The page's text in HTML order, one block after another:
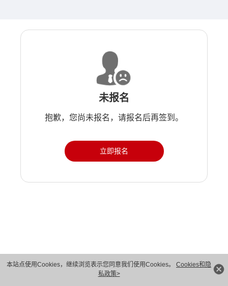
本站点使用Cookies，继续浏览表示您同意我们使用Cookies。 Cookies和隐
私政策>
未报名
抱歉，您尚未报名，请报名后再签到。
立即报名
版权所有 © 华为技术有限公司 1998-2026。 保留一切权利。粤A2-20044005号
隐私保护
法律声明